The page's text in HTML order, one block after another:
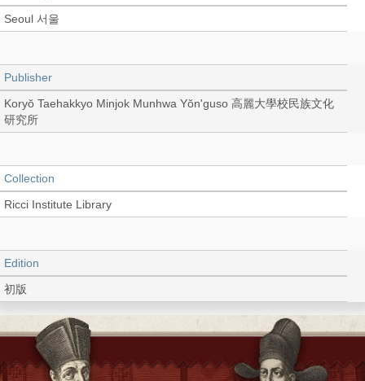
Seoul 서울
Publisher
Koryŏ Taehakkyo Minjok Munhwa Yŏn'guso 高麗大學校民族文化
研究所
Collection
Ricci Institute Library
Edition
初版
Language
Korean